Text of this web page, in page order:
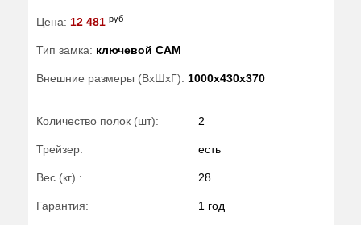
Цена: 12 481 руб
Тип замка: ключевой САМ
Внешние размеры (ВхШхГ): 1000x430x370
Количество полок (шт): 2
Трейзер: есть
Вес (кг) : 28
Гарантия: 1 год